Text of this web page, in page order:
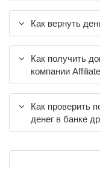
Как вернуть
Как получить
компании
Как проверить
денег в банке